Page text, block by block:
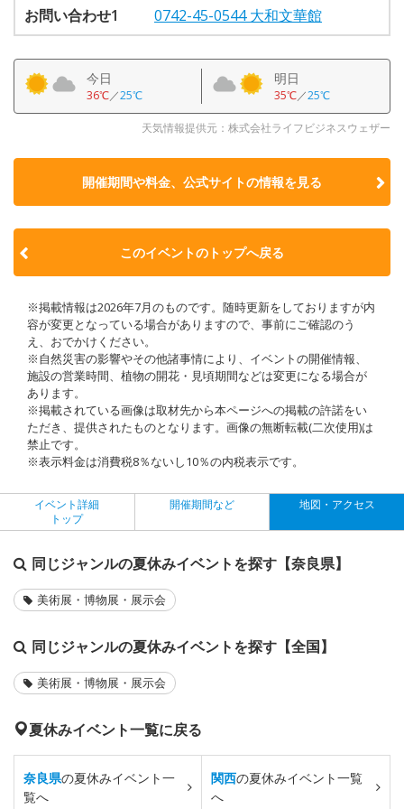
お問い合わせ1
0742-45-0544 大和文華館
今日
36℃／25℃
明日
35℃／25℃
天気情報提供元：株式会社ライフビジネスウェザー
開催期間や料金、公式サイトの情報を見る
このイベントのトップへ戻る
※掲載情報は2026年7月のものです。随時更新をしておりますが内
容が変更となっている場合がありますので、事前にご確認のう
え、おでかけください。
※自然災害の影響やその他諸事情により、イベントの開催情報、
施設の営業時間、植物の開花・見頃期間などは変更になる場合が
あります。
※掲載されている画像は取材先から本ページへの掲載の許諾をい
ただき、提供されたものとなります。画像の無断転載(二次使用)は
禁止です。
※表示料金は消費税8％ないし10％の内税表示です。
イベント詳細
トップ
開催期間など 地図・アクセス
同じジャンルの夏休みイベントを探す【奈良県】
美術展・博物展・展示会
同じジャンルの夏休みイベントを探す【全国】
美術展・博物展・展示会
夏休みイベント一覧に戻る
奈良県の夏休みイベント一
覧へ
関西の夏休みイベント一覧
へ